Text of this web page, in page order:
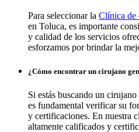
Para seleccionar la Clínica de
en Toluca, es importante
y calidad de los servicios
esforzamos por brindar la
¿Cómo encontrar un cirujano
Si estás buscando un
es fundamental verificar su
y certificaciones. En nuestra
altamente calificados y